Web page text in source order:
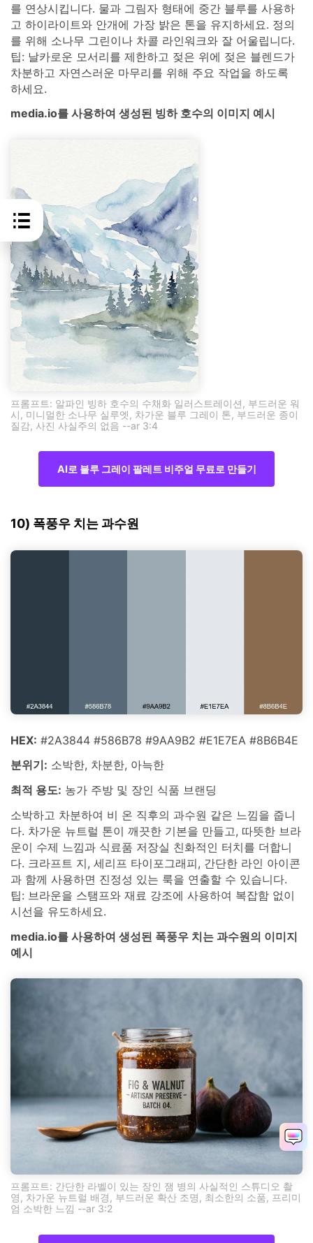
를 연상시킵니다. 물과 그림자 형태에 중간 블루를 사용하
고 하이라이트와 안개에 가장 밝은 톤을 유지하세요. 정의
를 위해 소나무 그린이나 차콜 라인워크와 잘 어울립니다.
팁: 날카로운 모서리를 제한하고 젖은 위에 젖은 블렌드가
차분하고 자연스러운 마무리를 위해 주요 작업을 하도록
하세요.
media.io를 사용하여 생성된 빙하 호수의 이미지 예시
프롬프트: 알파인 빙하 호수의 수채화 일러스트레이션, 부드러운 워
시, 미니멀한 소나무 실루엣, 차가운 블루 그레이 톤, 부드러운 종이
질감, 사진 사실주의 없음 --ar 3:4
AI로 블루 그레이 팔레트 비주얼 무료로 만들기
10) 폭풍우 치는 과수원
HEX: #2A3844 #586B78 #9AA9B2 #E1E7EA #8B6B4E
분위기: 소박한, 차분한, 아늑한
최적 용도: 농가 주방 및 장인 식품 브랜딩
소박하고 차분하여 비 온 직후의 과수원 같은 느낌을 줍니
다. 차가운 뉴트럴 톤이 깨끗한 기본을 만들고, 따뜻한 브라
운이 수제 느낌과 식료품 저장실 친화적인 터치를 더합니
다. 크라프트 지, 세리프 타이포그래피, 간단한 라인 아이콘
과 함께 사용하면 진정성 있는 룩을 연출할 수 있습니다.
팁: 브라운을 스탬프와 재료 강조에 사용하여 복잡함 없이
시선을 유도하세요.
media.io를 사용하여 생성된 폭풍우 치는 과수원의 이미지
예시
프롬프트: 간단한 라벨이 있는 장인 잼 병의 사실적인 스튜디오 촬
영, 차가운 뉴트럴 배경, 부드러운 확산 조명, 최소한의 소품, 프리미
엄 소박한 느낌 --ar 3:2